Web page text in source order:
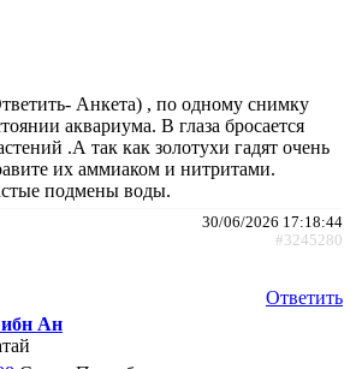
Анкета) , по одному снимку
аквариума. В глаза бросается
.А так как золотухи гадят очень
их аммиаком и нитритами.
подмены воды.
30/06/2026 17:18:44
#3245280
Ответить
Ан